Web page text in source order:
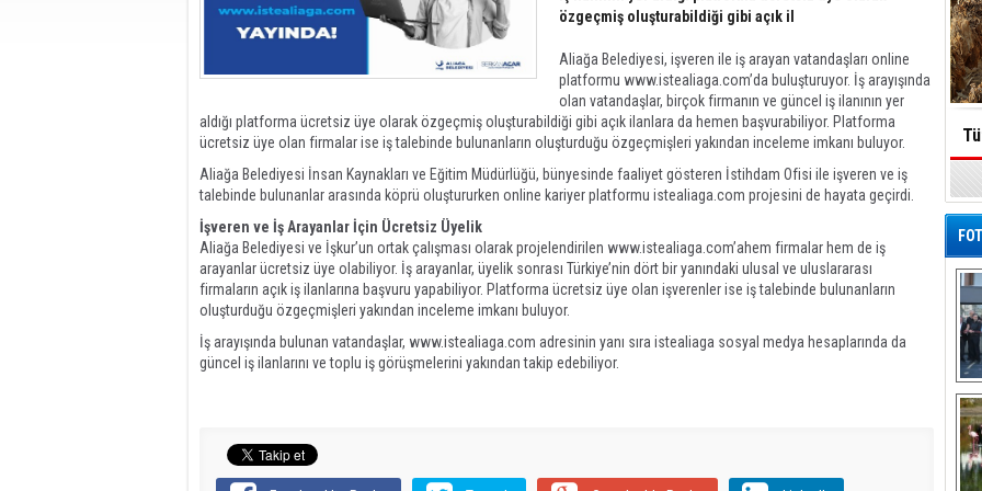
özgeçmiş oluşturabildiği gibi açık il
Aliağa Belediyesi, işveren ile iş arayan vatandaşları online
platformu www.istealiaga.com’da buluşturuyor. İş arayışında
olan vatandaşlar, birçok firmanın ve güncel iş ilanının yer
aldığı platforma ücretsiz üye olarak özgeçmiş oluşturabildiği gibi açık ilanlara da hemen başvurabiliyor. Platforma
ücretsiz üye olan firmalar ise iş talebinde bulunanların oluşturduğu özgeçmişleri yakından inceleme imkanı buluyor.
Aliağa Belediyesi İnsan Kaynakları ve Eğitim Müdürlüğü, bünyesinde faaliyet gösteren İstihdam Ofisi ile işveren ve iş
talebinde bulunanlar arasında köprü oluştururken online kariyer platformu istealiaga.com projesini de hayata geçirdi.
İşveren ve İş Arayanlar İçin Ücretsiz Üyelik
Aliağa Belediyesi ve İşkur’un ortak çalışması olarak projelendirilen www.istealiaga.com’ahem firmalar hem de iş
arayanlar ücretsiz üye olabiliyor. İş arayanlar, üyelik sonrası Türkiye’nin dört bir yanındaki ulusal ve uluslararası
firmaların açık iş ilanlarına başvuru yapabiliyor. Platforma ücretsiz üye olan işverenler ise iş talebinde bulunanların
oluşturduğu özgeçmişleri yakından inceleme imkanı buluyor.
İş arayışında bulunan vatandaşlar, www.istealiaga.com adresinin yanı sıra istealiaga sosyal medya hesaplarında da
güncel iş ilanlarını ve toplu iş görüşmelerini yakından takip edebiliyor.